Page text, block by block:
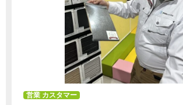
営業 カスタマー